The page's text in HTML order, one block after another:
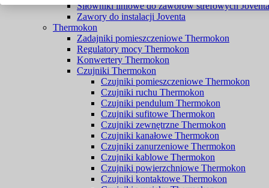
Siłowniki liniowe do zaworów strefowych Joventa
Zawory do instalacji Joventa
Thermokon
Zadajniki pomieszczeniowe Thermokon
Regulatory mocy Thermokon
Konwertery Thermokon
Czujniki Thermokon
Czujniki pomieszczeniowe Thermokon
Czujniki ruchu Thermokon
Czujniki pendulum Thermokon
Czujniki sufitowe Thermokon
Czujniki zewnętrzne Thermokon
Czujniki kanałowe Thermokon
Czujniki zanurzeniowe Thermokon
Czujniki kablowe Thermokon
Czujniki powierzchniowe Thermokon
Czujniki kontaktowe Thermokon